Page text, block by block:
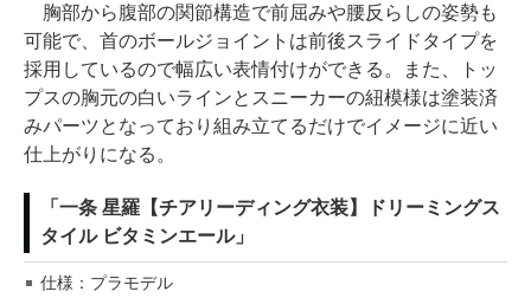
胸部から腹部の関節構造で前屈みや腰反らしの姿勢も
可能で、首のボールジョイントは前後スライドタイプを
採用しているので幅広い表情付けができる。また、トッ
プスの胸元の白いラインとスニーカーの紐模様は塗装済
みパーツとなっており組み立てるだけでイメージに近い
仕上がりになる。
「一条 星羅【チアリーディング衣装】ドリーミングス
タイル ビタミンエール」
仕様：プラモデル